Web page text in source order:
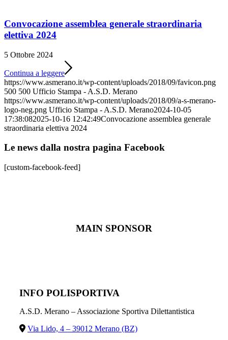
Convocazione assemblea generale straordinaria
elettiva 2024
5 Ottobre 2024
Continua a leggere
https://www.asmerano.it/wp-content/uploads/2018/09/favicon.png
500 500 Ufficio Stampa - A.S.D. Merano
https://www.asmerano.it/wp-content/uploads/2018/09/a-s-merano-
logo-neg.png Ufficio Stampa - A.S.D. Merano2024-10-05
17:38:082025-10-16 12:42:49Convocazione assemblea generale
straordinaria elettiva 2024
Le news dalla nostra pagina Facebook
[custom-facebook-feed]
MAIN SPONSOR
INFO POLISPORTIVA
A.S.D. Merano – Associazione Sportiva Dilettantistica
Via Lido, 4 – 39012 Merano (BZ)